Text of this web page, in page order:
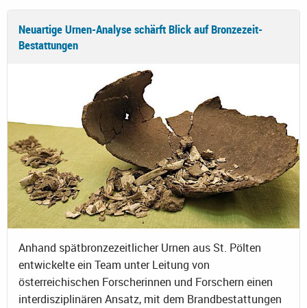
Neuartige Urnen-Analyse schärft Blick auf Bronzezeit-
Bestattungen
Anhand spätbronzezeitlicher Urnen aus St. Pölten
entwickelte ein Team unter Leitung von
österreichischen Forscherinnen und Forschern einen
interdisziplinären Ansatz, mit dem Brandbestattungen